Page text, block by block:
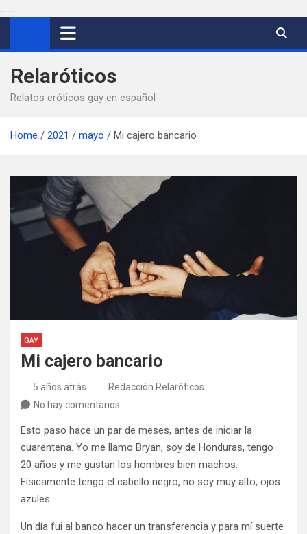
... ...
Relaróticos
Relatos eróticos gay en español
Home 2021 mayo Mi cajero bancario
GAY
Mi cajero bancario
5 años atrás
Redacción Relaróticos
No hay comentarios
Esto paso hace un par de meses, antes de iniciar la
cuarentena. Yo me llamo Bryan, soy de Honduras, tengo
20 años y me gustan los hombres bien machos.
Físicamente tengo el cabello negro, no soy muy alto, ojos
azules.
Un día fui al banco hacer un transferencia y para mí suerte